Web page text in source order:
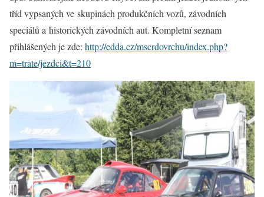
tříd vypsaných ve skupinách produkčních vozů, závodních
speciálů a historických závodních aut. Kompletní seznam
přihlášených je zde: http://edda.cz/mscrdovrchu/index.php?
m=trate/jezdci&t=210